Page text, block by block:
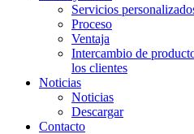
Servicios
Proceso
Ventaja
Intercambio de
los clientes
Noticias
Noticias
Descargar
Contacto